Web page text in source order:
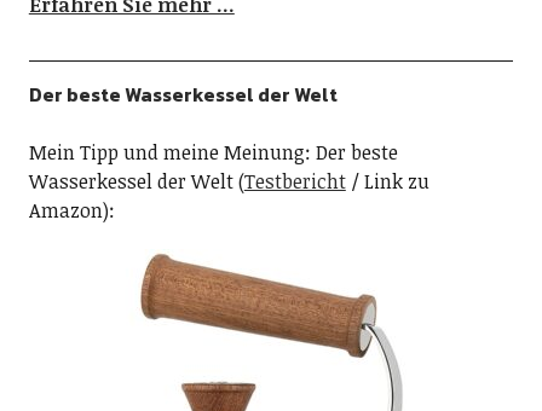
Der beste Wasserkessel der Welt
Mein Tipp und meine Meinung: Der beste
Wasserkessel der Welt (Testbericht/ Link zu
Amazon):